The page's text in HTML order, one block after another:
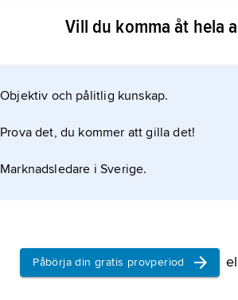
och jordbruks- och fiskeminister i
MLN (Movimiento de
Uruguay 1973–85. För sin politiska
i 14 år, ett par av dem
Vill du komma åt hela
Objektiv och pålitlig kunskap.
Prova det, du kommer att gilla det!
Marknadsledare i Sverige.
Påbörja din gratis provperiod